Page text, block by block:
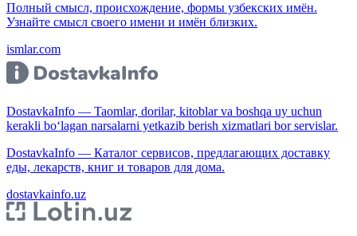
Полный смысл, происхождение, формы узбекских имён.
Узнайте смысл своего имени и имён близких.
ismlar.com
DostavkaInfo — Taomlar, dorilar, kitoblar va boshqa uy uchun
kerakli bo‘lagan narsalarni yetkazib berish xizmatlari bor servislar.
DostavkaInfo — Каталог сервисов, предлагающих доставку
еды, лекарств, книг и товаров для дома.
dostavkainfo.uz